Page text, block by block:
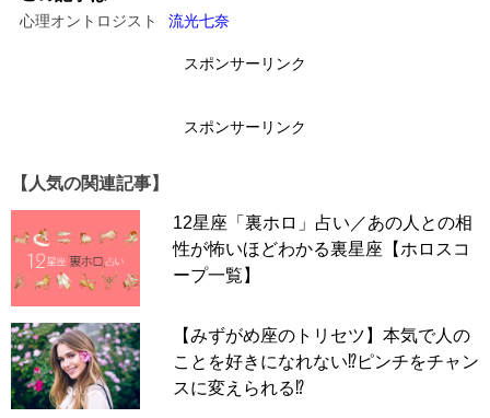
心理オントロジスト 流光七奈
スポンサーリンク
スポンサーリンク
【人気の関連記事】
12星座「裏ホロ」占い／あの人との相
性が怖いほどわかる裏星座【ホロスコ
ープ一覧】
【みずがめ座のトリセツ】本気で人の
ことを好きになれない⁉ピンチをチャン
スに変えられる⁉